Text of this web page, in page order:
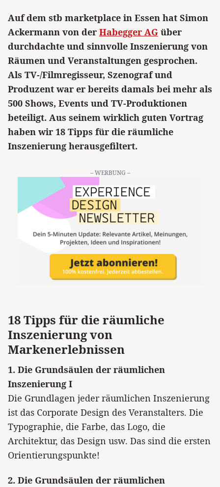
Auf dem stb marketplace in Essen hat Simon
Ackermann von der Habegger AG über
durchdachte und sinnvolle Inszenierung von
Räumen und Veranstaltungen gesprochen.
Als TV-/Filmregisseur, Szenograf und
Produzent war er bereits damals bei mehr als
500 Shows, Events und TV-Produktionen
beteiligt. Aus seinem wirklich guten Vortrag
haben wir 18 Tipps für die räumliche
Inszenierung herausgefiltert.
– WERBUNG –
18 Tipps für die räumliche
Inszenierung von
Markenerlebnissen
1. Die Grundsäulen der räumlichen
Inszenierung I
Die Grundlagen jeder räumlichen Inszenierung
ist das Corporate Design des Veranstalters. Die
Typographie, die Farbe, das Logo, die
Architektur, das Design usw. Das sind die ersten
Orientierungspunkte!
2. Die Grundsäulen der räumlichen